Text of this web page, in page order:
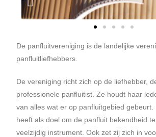
De panfluitvereniging is de landelijke
panfluitliefhebbers.
De vereniging richt zich op de liefhebber,
professionele panfluitist. Ze houdt haar
van alles wat er op panfluitgebied gebeurt.
heeft als doel om de panfluit bekendheid
veelzijdig instrument. Ook zet zij zich in